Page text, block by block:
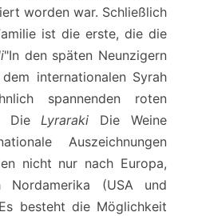
worden war. Schließlich
ist die erste, die die
"In den späten Neunzigern
internationalen Syrah
spannenden roten
DieLyraraki Die Weine
Auszeichnungen
nicht nur nach Europa,
Nordamerika (USA und
besteht die Möglichkeit